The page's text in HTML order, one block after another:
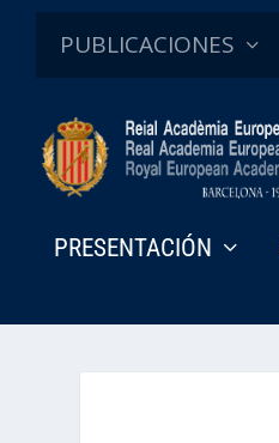
PUBLICACIONES
PRESENTACIÓN